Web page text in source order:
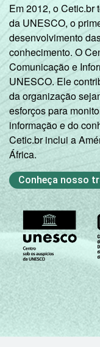
CLASSE
SOCIAL
SITUAÇÃO
DE
EMPREGO
Como
externo
2 Base:
internet
Em 2012, o Cetic.br
da UNESCO, o
desenvolvimento
conhecimento. O
Comunicação e
UNESCO. Ele
da organização
esforços para
informação e do
Cetic.br inclui a
África.
Conheça nosso